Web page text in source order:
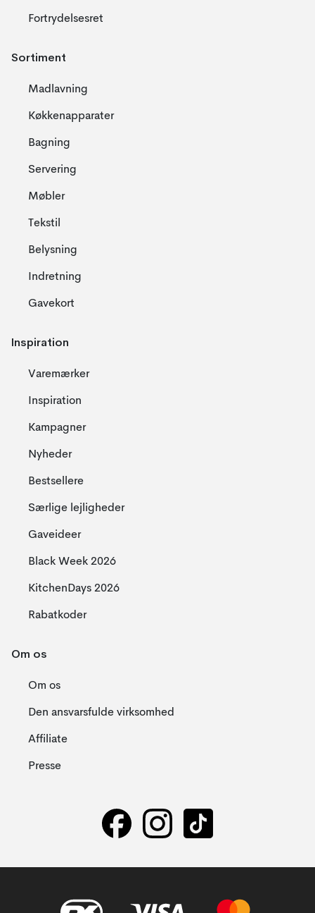
Fortrydelsesret
Sortiment
Madlavning
Køkkenapparater
Bagning
Servering
Møbler
Tekstil
Belysning
Indretning
Gavekort
Inspiration
Varemærker
Inspiration
Kampagner
Nyheder
Bestsellere
Særlige lejligheder
Gaveideer
Black Week 2026
KitchenDays 2026
Rabatkoder
Om os
Om os
Den ansvarsfulde virksomhed
Affiliate
Presse